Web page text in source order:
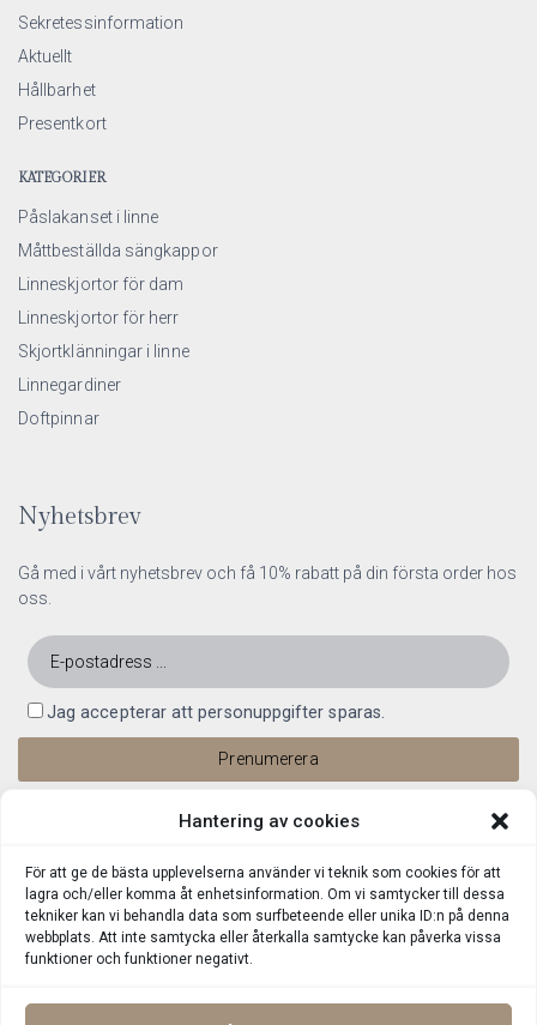
Hantering av cookies
För att ge de bästa upplevelserna använder vi teknik som cookies för att
lagra och/eller komma åt enhetsinformation. Om vi samtycker till dessa
tekniker kan vi behandla data som surfbeteende eller unika ID:n på denna
webbplats. Att inte samtycka eller återkalla samtycke kan påverka vissa
funktioner och funktioner negativt.
Sekretessinformation
Aktuellt
Hållbarhet
Presentkort
KATEGORIER
Påslakanset i linne
Måttbeställda sängkappor
Linneskjortor för dam
Linneskjortor för herr
Skjortklänningar i linne
Linnegardiner
Doftpinnar
Nyhetsbrev
Gå med i vårt nyhetsbrev och få 10% rabatt på din första order hos
oss.
Jag accepterar att personuppgifter sparas.